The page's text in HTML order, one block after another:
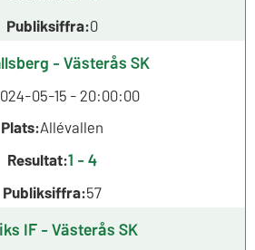
Publiksiffra:0
- Västerås SK
05-15 - 20:00:00
Plats:Allévallen
Resultat:1 - 4
Publiksiffra:57
IF - Västerås SK